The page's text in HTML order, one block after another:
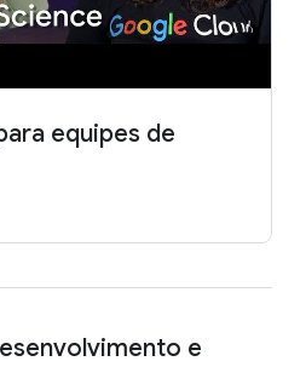
equipes de
e